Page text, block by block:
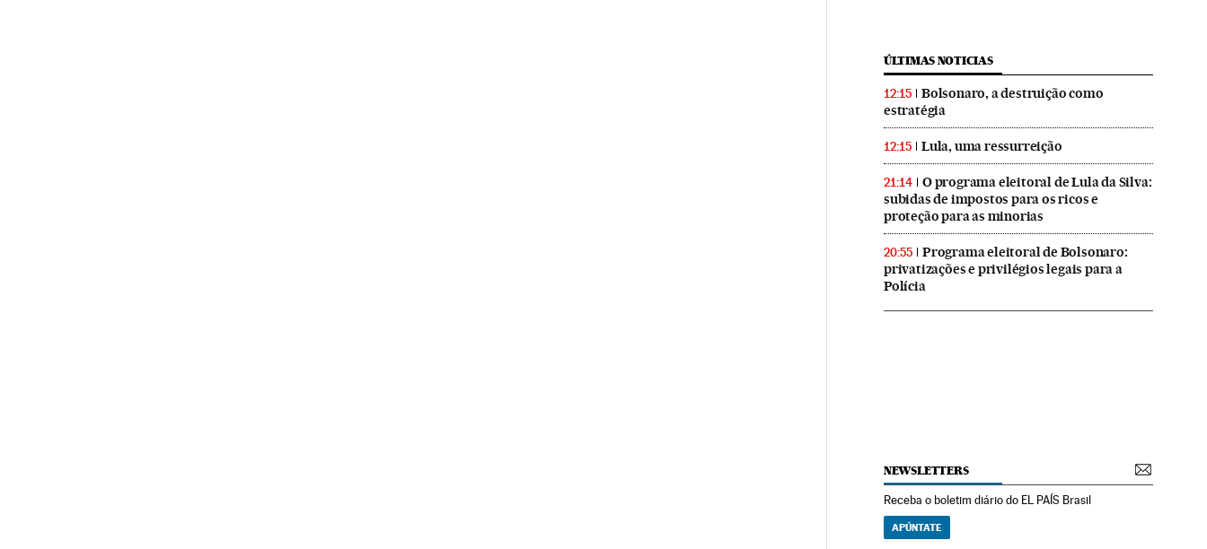
ÚLTIMAS NOTICIAS
12:15
Bolsonaro, a destruição como
estratégia
12:15 Lula, uma ressurreição
21:14
O programa eleitoral de Lula da Silva:
subidas de impostos para os ricos e
proteção para as minorias
20:55
Programa eleitoral de Bolsonaro:
privatizações e privilégios legais para a
Polícia
NEWSLETTERS
Receba o boletim diário do EL PAÍS Brasil
APÚNTATE